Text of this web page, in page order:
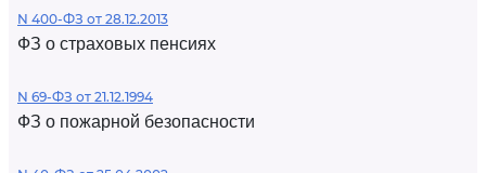
N 400-ФЗ от 28.12.2013
ФЗ о страховых пенсиях
N 69-ФЗ от 21.12.1994
ФЗ о пожарной безопасности